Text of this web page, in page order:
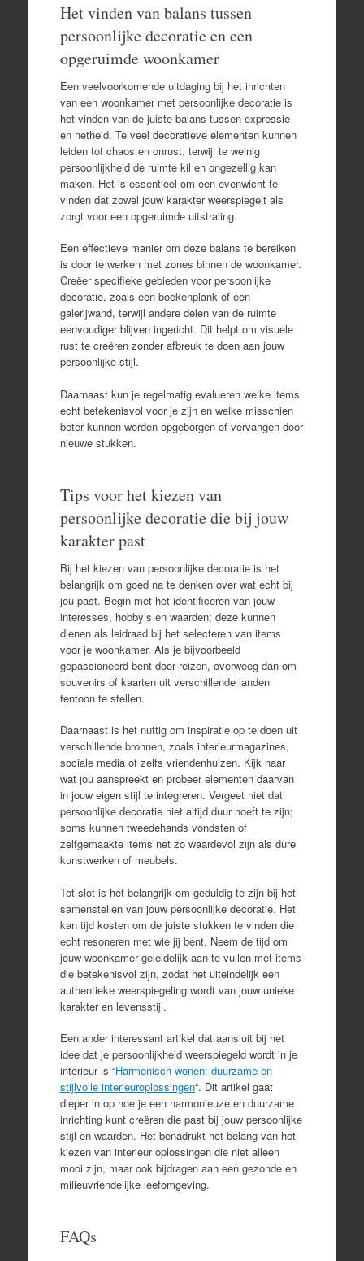
Het vinden van balans tussen
persoonlijke decoratie en een
opgeruimde woonkamer
Een veelvoorkomende uitdaging bij het inrichten
van een woonkamer met persoonlijke decoratie is
het vinden van de juiste balans tussen expressie
en netheid. Te veel decoratieve elementen kunnen
leiden tot chaos en onrust, terwijl te weinig
persoonlijkheid de ruimte kil en ongezellig kan
maken. Het is essentieel om een evenwicht te
vinden dat zowel jouw karakter weerspiegelt als
zorgt voor een opgeruimde uitstraling.
Een effectieve manier om deze balans te bereiken
is door te werken met zones binnen de woonkamer.
Creëer specifieke gebieden voor persoonlijke
decoratie, zoals een boekenplank of een
galerijwand, terwijl andere delen van de ruimte
eenvoudiger blijven ingericht. Dit helpt om visuele
rust te creëren zonder afbreuk te doen aan jouw
persoonlijke stijl.
Daarnaast kun je regelmatig evalueren welke items
echt betekenisvol voor je zijn en welke misschien
beter kunnen worden opgeborgen of vervangen door
nieuwe stukken.
Tips voor het kiezen van
persoonlijke decoratie die bij jouw
karakter past
Bij het kiezen van persoonlijke decoratie is het
belangrijk om goed na te denken over wat echt bij
jou past. Begin met het identificeren van jouw
interesses, hobby’s en waarden; deze kunnen
dienen als leidraad bij het selecteren van items
voor je woonkamer. Als je bijvoorbeeld
gepassioneerd bent door reizen, overweeg dan om
souvenirs of kaarten uit verschillende landen
tentoon te stellen.
Daarnaast is het nuttig om inspiratie op te doen uit
verschillende bronnen, zoals interieurmagazines,
sociale media of zelfs vriendenhuizen. Kijk naar
wat jou aanspreekt en probeer elementen daarvan
in jouw eigen stijl te integreren. Vergeet niet dat
persoonlijke decoratie niet altijd duur hoeft te zijn;
soms kunnen tweedehands vondsten of
zelfgemaakte items net zo waardevol zijn als dure
kunstwerken of meubels.
Tot slot is het belangrijk om geduldig te zijn bij het
samenstellen van jouw persoonlijke decoratie. Het
kan tijd kosten om de juiste stukken te vinden die
echt resoneren met wie jij bent. Neem de tijd om
jouw woonkamer geleidelijk aan te vullen met items
die betekenisvol zijn, zodat het uiteindelijk een
authentieke weerspiegeling wordt van jouw unieke
karakter en levensstijl.
Een ander interessant artikel dat aansluit bij het
idee dat je persoonlijkheid weerspiegeld wordt in je
interieur is “Harmonisch wonen: duurzame en
stijlvolle interieuroplossingen“. Dit artikel gaat
dieper in op hoe je een harmonieuze en duurzame
inrichting kunt creëren die past bij jouw persoonlijke
stijl en waarden. Het benadrukt het belang van het
kiezen van interieur oplossingen die niet alleen
mooi zijn, maar ook bijdragen aan een gezonde en
milieuvriendelijke leefomgeving.
FAQs